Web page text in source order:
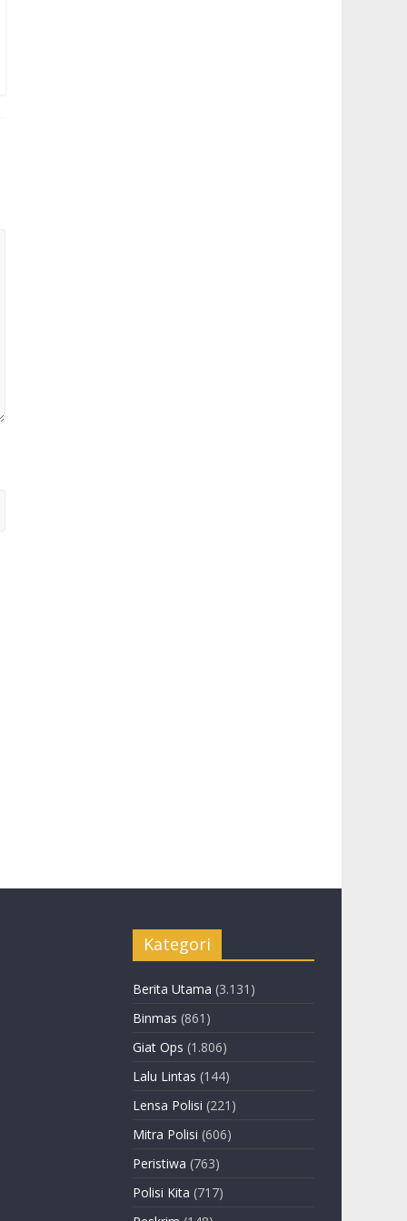
Kategori
Berita Utama (3.131)
Binmas (861)
Giat Ops (1.806)
Lalu Lintas (144)
Lensa Polisi (221)
Mitra Polisi (606)
Peristiwa (763)
Polisi Kita (717)